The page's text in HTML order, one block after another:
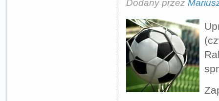
Dodany przez